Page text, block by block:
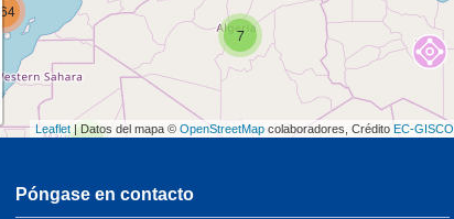
2
7
164
Leaflet | Datos del mapa © OpenStreetMap colaboradores, Crédito EC-GISCO
Póngase en contacto